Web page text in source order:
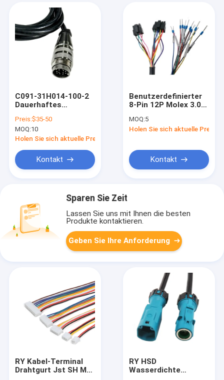
C091-31H014-100-2
Dauerhaftes
weibliches
Verbindungskabel 14
Pins Flugzeugstecker
Industrieklasse
Verkabelungsschnur
Preis:$35-50
MOQ:10
Holen Sie sich aktuelle Preis
Kontakt
Benutzerdefinierter
8-Pin 12P Molex 3.0
300V 2464 24AWG
PVC-Kabel und
MOQ:5
Holen Sie sich aktuelle Preis
Kontakt
Sparen Sie Zeit
Lassen Sie uns mit Ihnen die besten
Produkte kontaktieren.
Geben Sie Ihre Anforderung
RY Kabel-Terminal
Drahtgurt Jst SH MX
RY HSD
Wasserdichte